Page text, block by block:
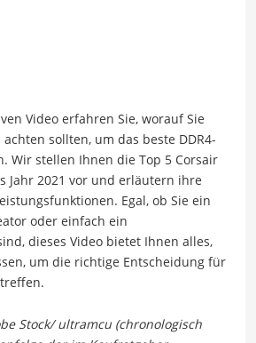
Video erfahren Sie, worauf Sie
sollten, um das beste DDR4-
Wir stellen Ihnen die Top 5 Corsair
Jahr 2021 vor und erläutern ihre
Egal, ob Sie ein
oder einfach ein
dieses Video bietet Ihnen alles,
um die richtige Entscheidung für